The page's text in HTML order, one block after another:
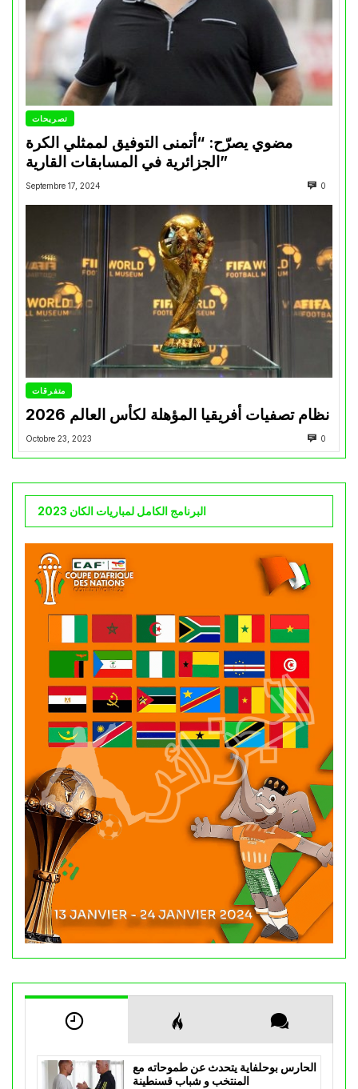
تصريحات
مضوي يصرّح: “أتمنى التوفيق لممثلي الكرة
الجزائرية في المسابقات القارية”
Septembre 17, 2024 0
متفرقات
نظام تصفيات أفريقيا المؤهلة لكأس العالم 2026
Octobre 23, 2023 0
البرنامج الكامل لمباريات الكان 2023
الحارس بوحلفاية يتحدث عن طموحاته مع
المنتخب و شباب قسنطينة